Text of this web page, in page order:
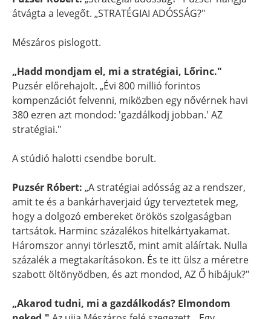
átvágta a levegőt. „STRATÉGIAI ADÓSSÁG?"
Mészáros pislogott.
„Hadd mondjam el, mi a stratégiai, Lőrinc."
Puzsér előrehajolt. „Évi 800 millió forintos
kompenzációt felvenni, miközben egy nővérnek havi
380 ezren azt mondod: 'gazdálkodj jobban.' AZ
stratégiai."
A stúdió halotti csendbe borult.
Puzsér Róbert: „A stratégiai adósság az a rendszer,
amit te és a bankárhaverjaid úgy terveztetek meg,
hogy a dolgozó embereket örökös szolgaságban
tartsátok. Harminc százalékos hitelkártyakamat.
Háromszor annyi törlesztő, mint amit aláírtak. Nulla
százalék a megtakarításokon. És te itt ülsz a méretre
szabott öltönyödben, és azt mondod, AZ Ő hibájuk?"
„Akarod tudni, mi a gazdálkodás? Elmondom